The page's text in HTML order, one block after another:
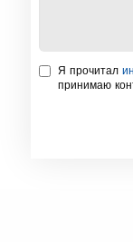
Я прочитал
принимаю